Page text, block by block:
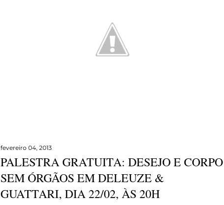
fevereiro 04, 2013
PALESTRA GRATUITA: DESEJO E CORPO
SEM ÓRGÃOS EM DELEUZE &
GUATTARI, DIA 22/02, ÀS 20H